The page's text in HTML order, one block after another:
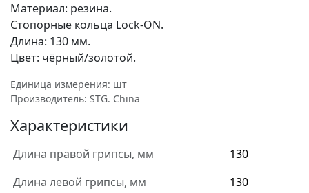
Материал: резина.
Стопорные кольца Lock-ON.
Длина: 130 мм.
Цвет: чёрный/золотой.
Единица измерения: шт
Производитель: STG. China
Характеристики
Длина правой грипсы, мм
130
Длина левой грипсы, мм
130